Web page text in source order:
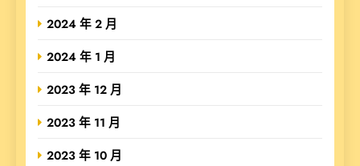
2024 年 2 月
2024 年 1 月
2023 年 12 月
2023 年 11 月
2023 年 10 月